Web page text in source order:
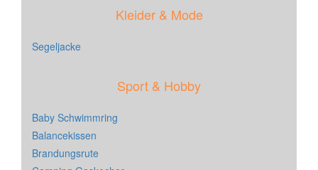
Kleider & Mode
Segeljacke
Sport & Hobby
Baby Schwimmring
Balancekissen
Brandungsrute